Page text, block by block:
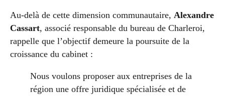
Au-delà de cette dimension communautaire, Alexandre
Cassart, associé responsable du bureau de Charleroi,
rappelle que l’objectif demeure la poursuite de la
croissance du cabinet :
Nous voulons proposer aux entreprises de la
région une offre juridique spécialisée et de